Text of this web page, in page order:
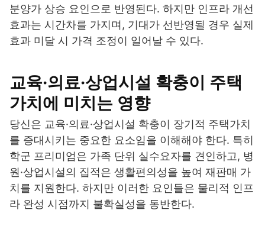
분양가 상승 요인으로 반영된다. 하지만 인프라 개선
효과는 시간차를 가지며, 기대가 선반영될 경우 실제
효과 미달 시 가격 조정이 일어날 수 있다.
교육·의료·상업시설 확충이 주택
가치에 미치는 영향
당신은 교육·의료·상업시설 확충이 장기적 주택가치
를 증대시키는 중요한 요소임을 이해해야 한다. 특히
학군 프리미엄은 가족 단위 실수요자를 견인하고, 병
원·상업시설의 집적은 생활편의성을 높여 재판매 가
치를 지원한다. 하지만 이러한 요인들은 물리적 인프
라 완성 시점까지 불확실성을 동반한다.